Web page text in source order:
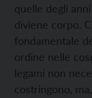
quelle degli
diviene corpo.
fondamentale
ordine nelle
legami non
costringono,